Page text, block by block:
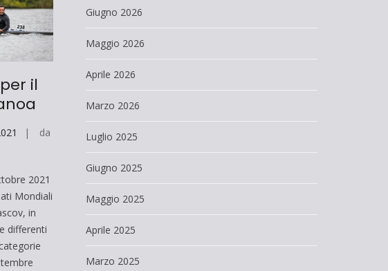
il
da
2021
Mondiali
in
differenti
Giugno 2026
Maggio 2026
Aprile 2026
Marzo 2026
Luglio 2025
Giugno 2025
Maggio 2025
Aprile 2025
Marzo 2025